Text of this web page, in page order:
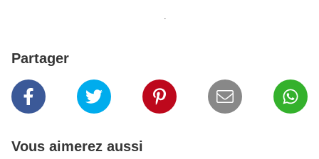
.
Partager
Vous aimerez aussi